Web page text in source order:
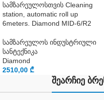
სამზარეულოსთვის Cleaning
station, automatic roll up
6meters. Diamond MID-6/R2
სამზარეულოს ინდუსტრიული
სანტექნიკა
Diamond
2510,00 ₾
შეარჩიე